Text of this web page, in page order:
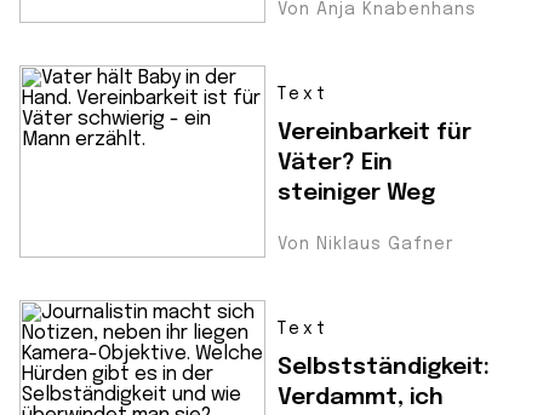
Von Anja Knabenhans
Text
Vereinbarkeit für
Väter? Ein
steiniger Weg
Von Niklaus Gafner
Text
Selbstständigkeit:
Verdammt, ich